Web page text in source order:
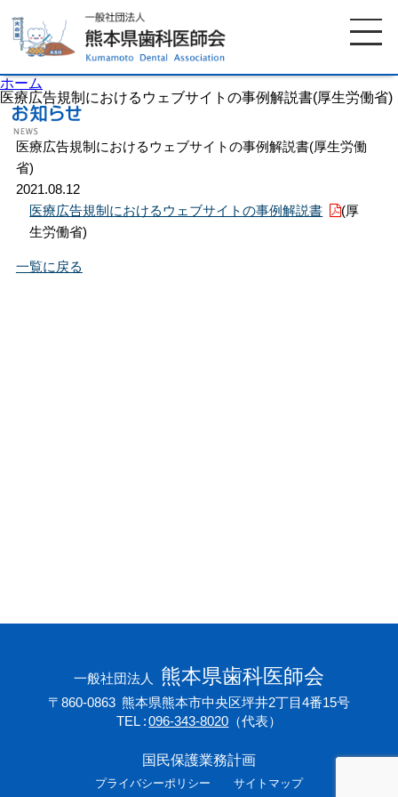
ホーム
医療広告規制におけるウェブサイトの事例解説書(厚生労働省)
医療広告規制におけるウェブサイトの事例解説書(厚生労働
省)
2021.08.12
医療広告規制におけるウェブサイトの事例解説書
(厚
生労働省)
一覧に戻る
一般社団法人 熊本県歯科医師会
〒860-0863 熊本県熊本市中央区坪井2丁目4番15号
TEL
096-343-8020 （代表）
国民保護業務計画
プライバシーポリシー サイトマップ
ホーム 歯科医師会について
歯科医院検索 休日当番医